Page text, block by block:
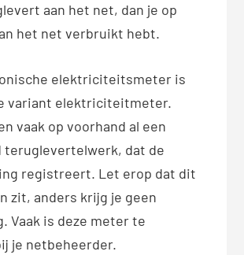
aan het net, dan je op
het net verbruikt hebt.
elektriciteitsmeter is
variant elektriciteitmeter.
vaak op voorhand al een
teruglevertelwerk, dat de
registreert. Let erop dat dit
zit, anders krijg je geen
Vaak is deze meter te
je netbeheerder.